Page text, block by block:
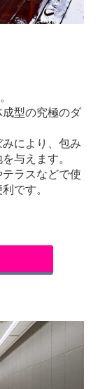
型の究極のダ
により、包み
与えます。
ラスなどで使
です。